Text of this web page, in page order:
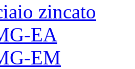
zincato
EA
EM